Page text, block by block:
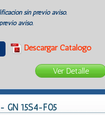
sin previo aviso.
aviso.
Descargar Catálogo
Ver Detalle
GN 15S4-F05